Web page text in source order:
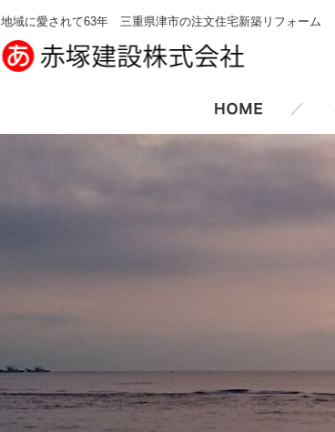
地域に愛されて63年 三重県津市の注文住宅新築リフォーム
／